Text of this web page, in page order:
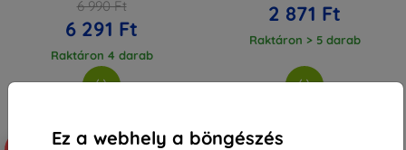
Ez a webhely a böngészés
6 990 Ft
6 291 Ft
Raktáron 4 darab
2 871 Ft
Raktáron > 5 darab